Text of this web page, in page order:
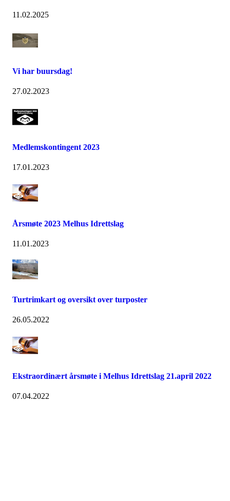
11.02.2025
Vi har buursdag!
27.02.2023
Medlemskontingent 2023
17.01.2023
Årsmøte 2023 Melhus Idrettslag
11.01.2023
Turtrimkart og oversikt over turposter
26.05.2022
Ekstraordinært årsmøte i Melhus Idrettslag 21.april 2022
07.04.2022